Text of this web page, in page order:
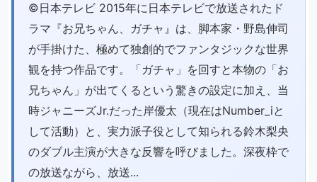
©日本テレビ 2015年に日本テレビで放送されたド
ラマ『お兄ちゃん、ガチャ』は、脚本家・野島伸司
が手掛けた、極めて独創的でファンタジックな世界
観を持つ作品です。「ガチャ」を回すと本物の「お
兄ちゃん」が出てくるという驚きの設定に加え、当
時ジャニーズJr.だった岸優太（現在はNumber_iと
して活動）と、実力派子役として知られる鈴木梨央
のダブル主演が大きな反響を呼びました。深夜枠で
の放送ながら、放送...